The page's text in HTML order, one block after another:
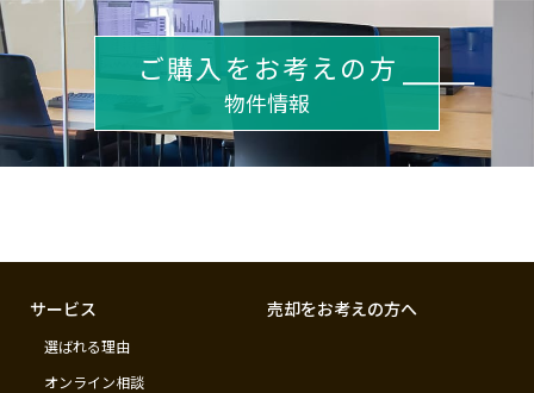
ご購入をお考えの方
物件情報
サービス
選ばれる理由
オンライン相談
売却をお考えの方へ